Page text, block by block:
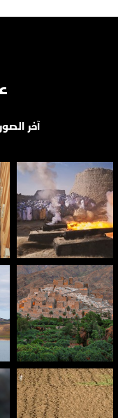
آخر الصور